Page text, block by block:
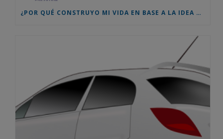
¿POR QUÉ CONSTRUYO MI VIDA EN BASE A LA IDEA QUE LOS DEMÁS TIENEN SOBRE MÍ? TESTIMONIO REAL